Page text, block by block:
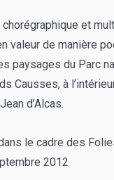
chorégraphique et
valeur de manière
paysages du Parc
Causses, à
d’Alcas.
le cadre des
2012